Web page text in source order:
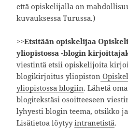
että opiskelijalla on
kuvauksessa Turussa.)
>>Etsitään opiskelijaa
yliopistossa -blogin
viestintä etsii opiskelijoita
blogikirjoitus yliopiston
yliopistossa blogiin. Lähetä
blogitekstäsi osoitteeseen
lyhyesti blogin teema, otsikko
Lisätietoa löytyyintranetistä.